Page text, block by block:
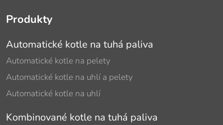
Produkty
Automatické kotle na tuhá paliva
Automatické kotle na pelety
Automatické kotle na uhlí a pelety
Automatické kotle na uhlí
Kombinované kotle na tuhá paliva